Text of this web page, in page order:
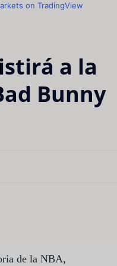
on TradingView
a la
Bunny
de la NBA,